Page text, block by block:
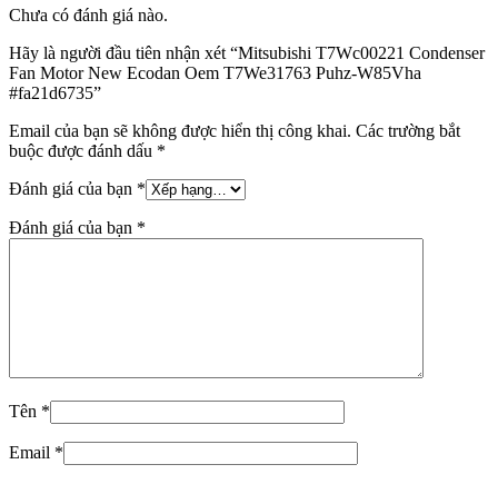
Chưa có đánh giá nào.
Hãy là người đầu tiên nhận xét “Mitsubishi T7Wc00221 Condenser
Fan Motor New Ecodan Oem T7We31763 Puhz-W85Vha
#fa21d6735”
Email của bạn sẽ không được hiển thị công khai. Các trường bắt
buộc được đánh dấu *
Đánh giá của bạn *
Đánh giá của bạn *
Tên *
Email *